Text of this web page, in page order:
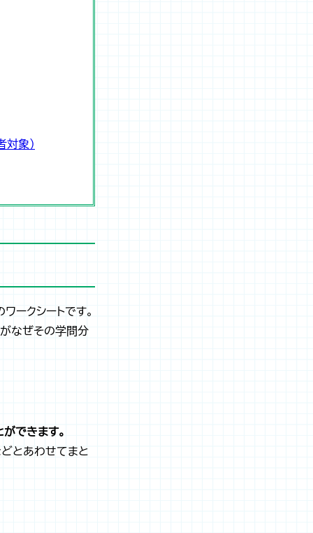
対象）
ークシートです。
なぜその学問分
できます。
とあわせてまと